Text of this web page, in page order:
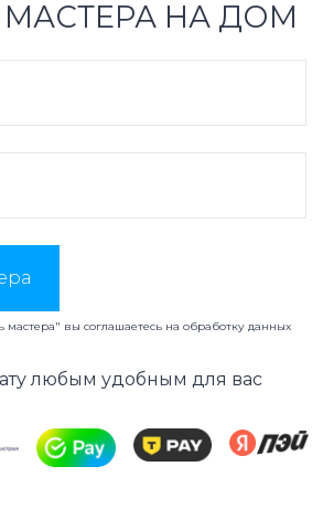
МАСТЕРА НА ДОМ
вы соглашаетесь на обработку данных
любым удобным для вас